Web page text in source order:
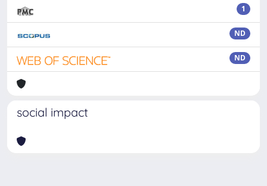
1
ND
ND
social impact